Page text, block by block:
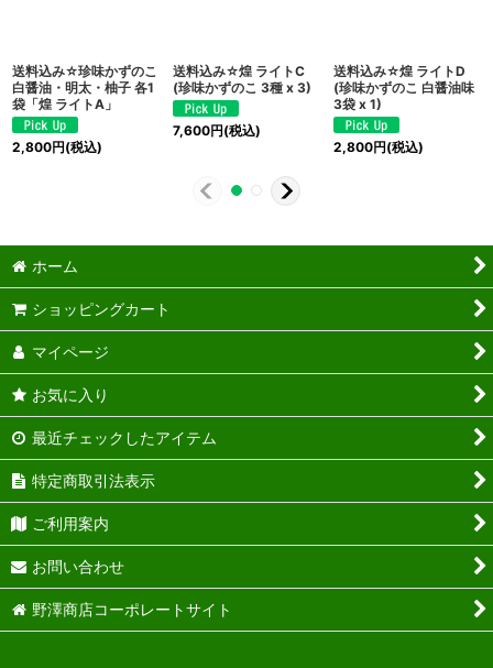
送料込み☆珍味かずのこ
白醤油・明太・柚子 各1
袋「煌 ライトA」
2,800円(税込)
送料込み☆煌 ライトC
(珍味かずのこ 3種 x 3)
7,600円(税込)
送料込み☆煌 ライトD
(珍味かずのこ 白醤油味
3袋 x 1)
2,800円(税込)
ホーム
ショッピングカート
マイページ
お気に入り
最近チェックしたアイテム
特定商取引法表示
ご利用案内
お問い合わせ
野澤商店コーポレートサイト